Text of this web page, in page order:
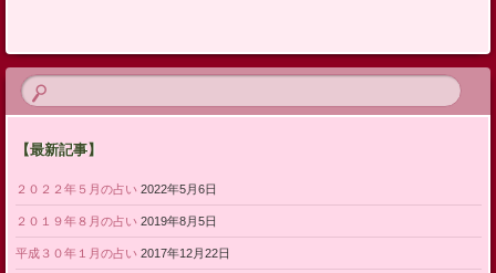
【最新記事】
２０２２年５月の占い 2022年5月6日
２０１９年８月の占い 2019年8月5日
平成３０年１月の占い 2017年12月22日